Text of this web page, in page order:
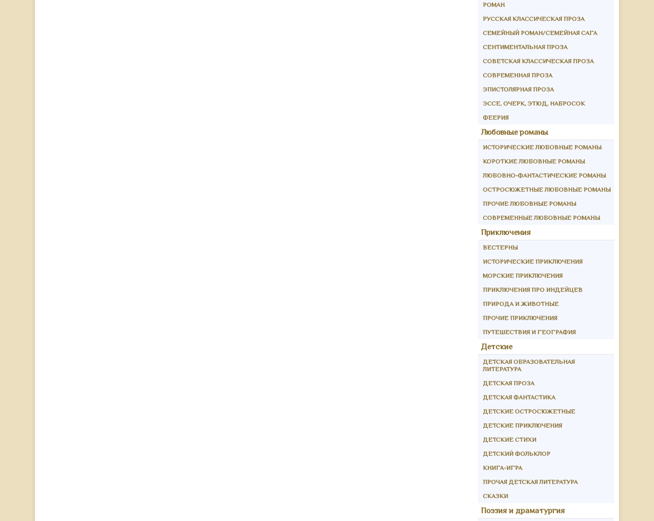
РОМАН
РУССКАЯ КЛАССИЧЕСКАЯ ПРОЗА
СЕМЕЙНЫЙ РОМАН/СЕМЕЙНАЯ САГА
СЕНТИМЕНТАЛЬНАЯ ПРОЗА
СОВЕТСКАЯ КЛАССИЧЕСКАЯ ПРОЗА
СОВРЕМЕННАЯ ПРОЗА
ЭПИСТОЛЯРНАЯ ПРОЗА
ЭССЕ, ОЧЕРК, ЭТЮД, НАБРОСОК
ФЕЕРИЯ
Любовные романы
ИСТОРИЧЕСКИЕ ЛЮБОВНЫЕ РОМАНЫ
КОРОТКИЕ ЛЮБОВНЫЕ РОМАНЫ
ЛЮБОВНО-ФАНТАСТИЧЕСКИЕ РОМАНЫ
ОСТРОСЮЖЕТНЫЕ ЛЮБОВНЫЕ РОМАНЫ
ПРОЧИЕ ЛЮБОВНЫЕ РОМАНЫ
СОВРЕМЕННЫЕ ЛЮБОВНЫЕ РОМАНЫ
Приключения
ВЕСТЕРНЫ
ИСТОРИЧЕСКИЕ ПРИКЛЮЧЕНИЯ
МОРСКИЕ ПРИКЛЮЧЕНИЯ
ПРИКЛЮЧЕНИЯ ПРО ИНДЕЙЦЕВ
ПРИРОДА И ЖИВОТНЫЕ
ПРОЧИЕ ПРИКЛЮЧЕНИЯ
ПУТЕШЕСТВИЯ И ГЕОГРАФИЯ
Детские
ДЕТСКАЯ ОБРАЗОВАТЕЛЬНАЯ
ЛИТЕРАТУРА
ДЕТСКАЯ ПРОЗА
ДЕТСКАЯ ФАНТАСТИКА
ДЕТСКИЕ ОСТРОСЮЖЕТНЫЕ
ДЕТСКИЕ ПРИКЛЮЧЕНИЯ
ДЕТСКИЕ СТИХИ
ДЕТСКИЙ ФОЛЬКЛОР
КНИГА-ИГРА
ПРОЧАЯ ДЕТСКАЯ ЛИТЕРАТУРА
СКАЗКИ
Поэзия и драматургия